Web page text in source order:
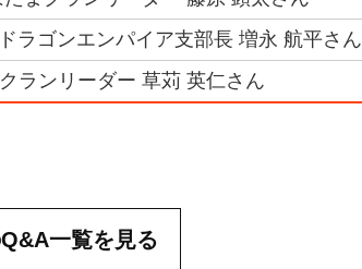
ゴンエンパイア支部長 増永 航平さん
ランリーダー 草苅 英仁さん
一覧を見る